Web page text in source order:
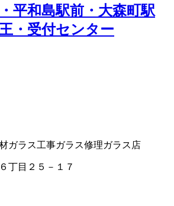
平和島駅前・大森町駅
・受付センター
ガラス工事ガラス修理ガラス店
丁目２５－１７